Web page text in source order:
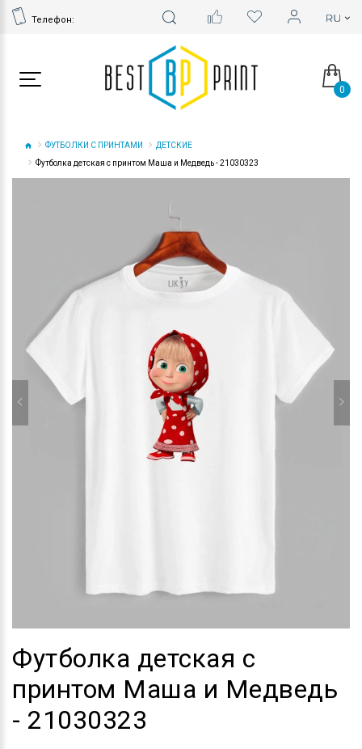
Телефон:
0
ФУТБОЛКИ С ПРИНТАМИ
ДЕТСКИЕ
Футболка детская с принтом Маша и Медведь - 21030323
Футболка детская с
принтом Маша и Медведь
- 21030323